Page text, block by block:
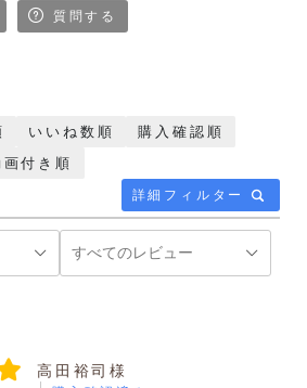
質問する
詳細フィルター
いいね数順
購入確認順
付き順
高田裕司様